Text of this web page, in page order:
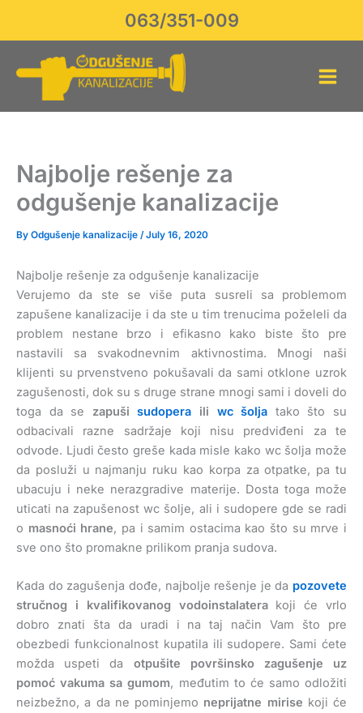
063/351-009
Najbolje rešenje za
odgušenje kanalizacije
By Odgušenje kanalizacije /July 16, 2020
Najbolje rešenje za odgušenje kanalizacije
Verujemo da ste se više puta susreli sa problemom
zapušene kanalizacije i da ste u tim trenucima poželeli da
problem nestane brzo i efikasno kako biste što pre
nastavili sa svakodnevnim aktivnostima. Mnogi naši
klijenti su prvenstveno pokušavali da sami otklone uzrok
zagušenosti, dok su s druge strane mnogi sami i doveli do
toga da se zapušisudopera ili wc šolja tako što su
odbacivali razne sadržaje koji nisu predviđeni za te
odvode. Ljudi često greše kada misle kako wc šolja može
da posluži u najmanju ruku kao korpa za otpatke, pa tu
ubacuju i neke nerazgradive materije. Dosta toga može
uticati na zapušenost wc šolje, ali i sudopere gde se radi
o masnoći hrane, pa i samim ostacima kao što su mrve i
sve ono što promakne prilikom pranja sudova.
Kada do zagušenja dođe, najbolje rešenje je da pozovete
stručnog i kvalifikovanog vodoinstalaterakoji će vrlo
dobro znati šta da uradi i na taj način Vam što pre
obezbedi funkcionalnost kupatila ili sudopere. Sami ćete
možda uspeti da otpušite površinsko zagušenje uz
pomoć vakuma sa gumom, međutim to će samo odložiti
neizbežno, a da ne pominjemo neprijatne mirise koji će